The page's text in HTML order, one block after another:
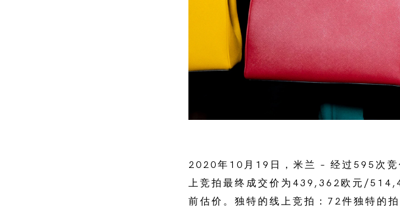
2020年10月19日，米兰 – 经过595次
上竞拍最终成交价为439,362欧元/
前估价。独特的线上竞拍：72件独特的